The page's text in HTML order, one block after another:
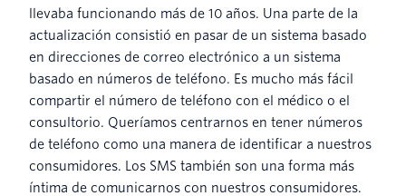
llevaba funcionando más de 10 años. Una parte de la
actualización consistió en pasar de un sistema basado
en direcciones de correo electrónico a un sistema
basado en números de teléfono. Es mucho más fácil
compartir el número de teléfono con el médico o el
consultorio. Queríamos centrarnos en tener números
de teléfono como una manera de identificar a nuestros
consumidores. Los SMS también son una forma más
íntima de comunicarnos con nuestros consumidores.